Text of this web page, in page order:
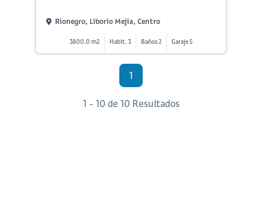
Rionegro, Liborio Mejia, Centro
3800.0 m2 Habit. 3 Baños 2 Garaje 5
1
1 - 10 de 10 Resultados